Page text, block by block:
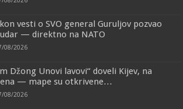
vesti o SVO general Guruljov pozvao
— direktno na NATO
08/2026
Džong Unovi lavovi“ doveli Kijev, na
— mape su otkrivene…
08/2026